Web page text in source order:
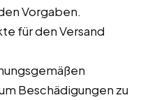
Vorgaben.
für den Versand
Beschädigungen zu